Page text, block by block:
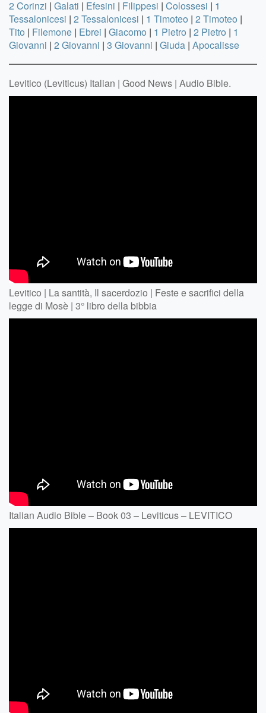
2 Corinzi | Galati | Efesini | Filippesi | Colossesi | 1
Tessalonicesi | 2 Tessalonicesi | 1 Timoteo | 2 Timoteo |
Tito | Filemone | Ebrei | Giacomo | 1 Pietro | 2 Pietro | 1
Giovanni | 2 Giovanni | 3 Giovanni | Giuda | Apocalisse
Levitico (Leviticus) Italian | Good News | Audio Bible.
Levitico | La santità, Il sacerdozio | Feste e sacrifici della
legge di Mosè | 3° libro della bibbia
Italian Audio Bible – Book 03 – Leviticus – LEVITICO